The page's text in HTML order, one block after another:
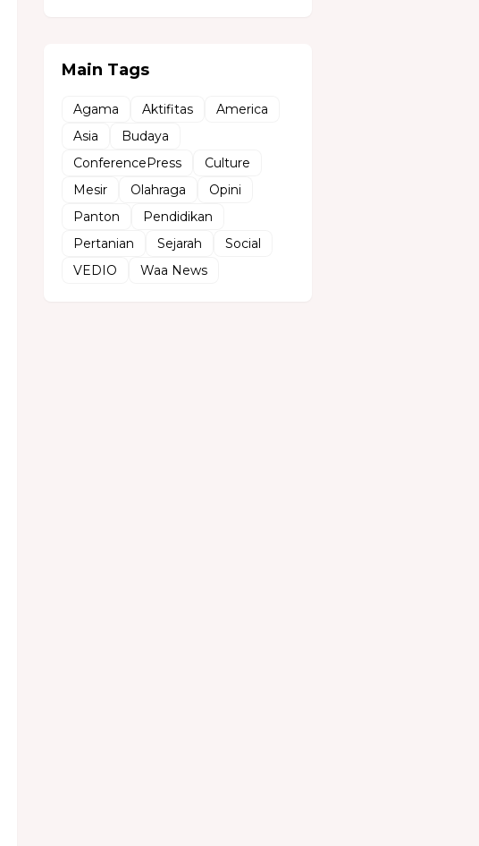
Main Tags
Agama Aktifitas
America
Asia
Budaya
ConferencePress
Culture
Mesir
Olahraga
Opini
Panton
Pendidikan
Pertanian
Sejarah
Social
VEDIO
Waa News